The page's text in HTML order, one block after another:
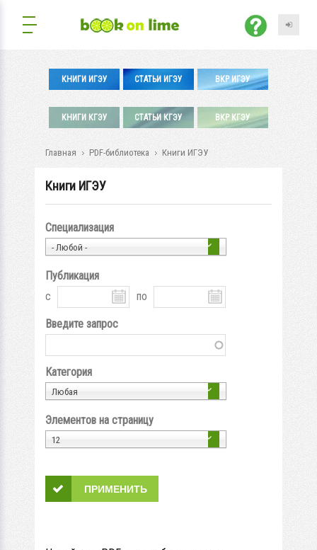
КНИГИ ИГЭУ СТАТЬИ ИГЭУ ВКР ИГЭУ
КНИГИ КГЭУ СТАТЬИ КГЭУ ВКР КГЭУ
Главная PDF-библиотека Книги ИГЭУ
Книги ИГЭУ
Специализация
- Любой -
Публикация
с
по
Введите запрос
Категория
Любая
Элементов на страницу
12